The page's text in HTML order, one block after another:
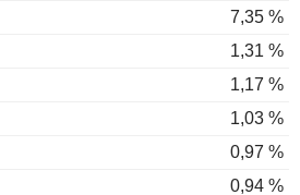
7,35 %
1,31 %
1,17 %
1,03 %
0,97 %
0,94 %